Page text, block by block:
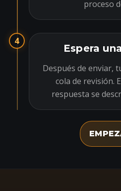
proceso
4
Espera
Después de enviar,
cola de revisión.
respuesta se